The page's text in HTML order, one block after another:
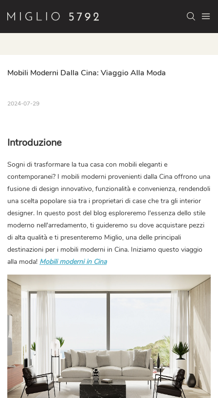
Mobili Moderni Dalla Cina: Viaggio Alla Moda
2024-07-29
Introduzione
Sogni di trasformare la tua casa con mobili eleganti e
contemporanei? I mobili moderni provenienti dalla Cina offrono una
fusione di design innovativo, funzionalità e convenienza, rendendoli
una scelta popolare sia tra i proprietari di case che tra gli interior
designer. In questo post del blog esploreremo l'essenza dello stile
moderno nell'arredamento, ti guideremo su dove acquistare pezzi
di alta qualità e ti presenteremo Miglio, una delle principali
destinazioni per i mobili moderni in Cina. Iniziamo questo viaggio
alla moda! Mobili moderni in Cina